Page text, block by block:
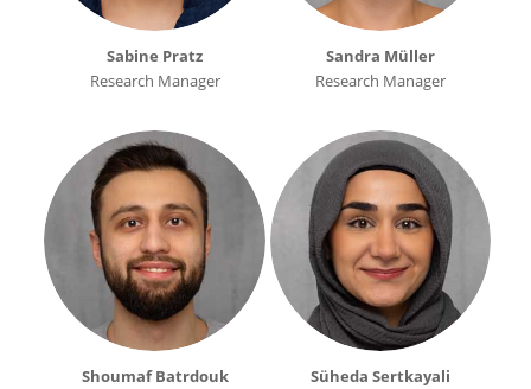
Sabine Pratz
Research Manager
Sandra Müller
Research Manager
Shoumaf Batrdouk
Süheda Sertkayali